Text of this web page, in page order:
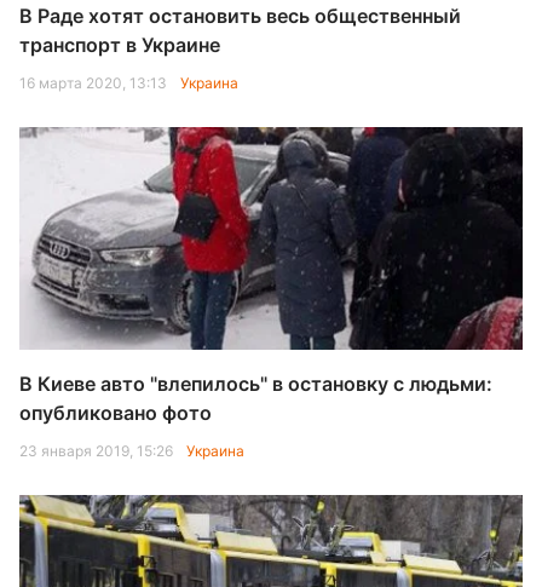
В Раде хотят остановить весь общественный
транспорт в Украине
16 марта 2020, 13:13 Украина
В Киеве авто "влепилось" в остановку с людьми:
опубликовано фото
23 января 2019, 15:26 Украина